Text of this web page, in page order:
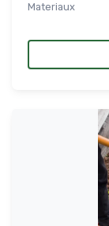
Materiaux